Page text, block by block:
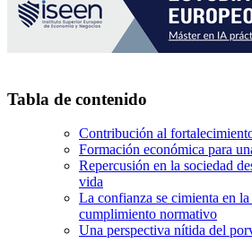
Tabla de contenido
Contribución al
Formación económica para
Repercusión en la sociedad
vida
La confianza se cimienta en
cumplimiento normativo
Una perspectiva nítida del